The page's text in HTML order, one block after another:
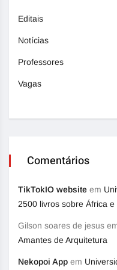
Editais
Notícias
Professores
Vagas
Comentários
TikTokIO website em
2500 livros sobre África
Gilson soares de jesus
Amantes de Arquitetura
Nekopoi App em